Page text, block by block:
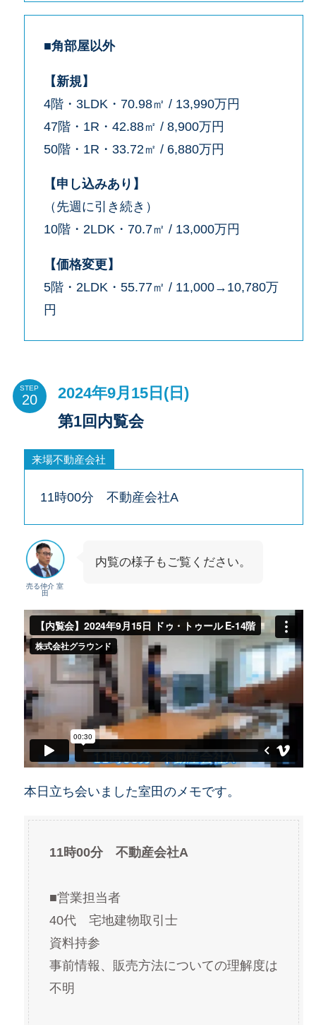
■角部屋以外
【新規】
4階・3LDK・70.98㎡ / 13,990万円
47階・1R・42.88㎡ / 8,900万円
50階・1R・33.72㎡ / 6,880万円
【申し込みあり】
（先週に引き続き）
10階・2LDK・70.7㎡ / 13,000万円
【価格変更】
5階・2LDK・55.77㎡ / 11,000→10,780万
円
STEP
2024年9月15日(日)
第1回内覧会
来場不動産会社
11時00分 不動産会社A
売る仲介 室
田
内覧の様子もご覧ください。
本日立ち会いました室田のメモです。
11時00分　不動産会社A
■営業担当者
40代　宅地建物取引士
資料持参
事前情報、販売方法についての理解度は
不明